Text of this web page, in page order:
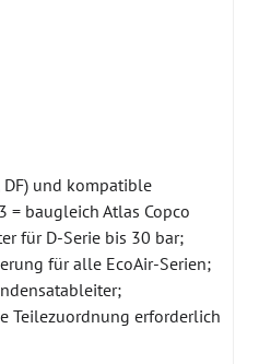
DF) und kompatible
baugleich Atlas Copco
für D-Serie bis 30 bar;
für alle EcoAir-Serien;
Teilezuordnung erforderlich